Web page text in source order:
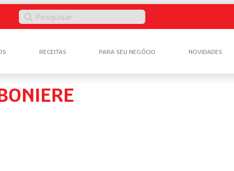
Pesquisar
RECEITAS PARA SEU NEGÓCIO NOVIDADES